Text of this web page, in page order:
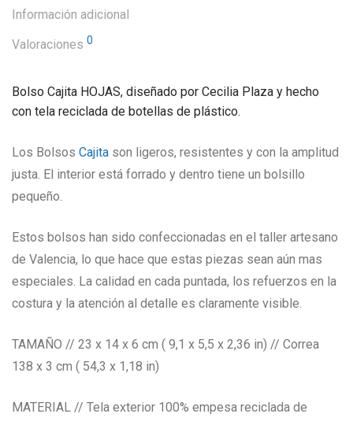
Información adicional
Valoraciones 0
Bolso Cajita HOJAS, diseñado por Cecilia Plaza y hecho
con tela reciclada de botellas de plástico.
Los Bolsos Cajita son ligeros, resistentes y con la amplitud
justa. El interior está forrado y dentro tiene un bolsillo
pequeño.
Estos bolsos han sido confeccionadas en el taller artesano
de Valencia, lo que hace que estas piezas sean aún mas
especiales. La calidad en cada puntada, los refuerzos en la
costura y la atención al detalle es claramente visible.
TAMAÑO // 23 x 14 x 6 cm ( 9,1 x 5,5 x 2,36 in) // Correa
138 x 3 cm ( 54,3 x 1,18 in)
MATERIAL // Tela exterior 100% empesa reciclada de